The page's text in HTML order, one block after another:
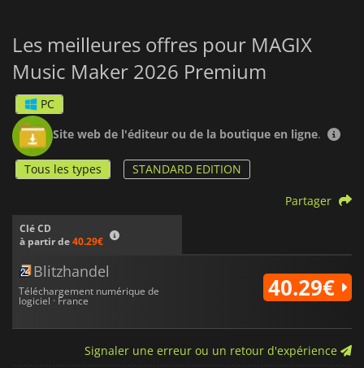
Les meilleures offres pour MAGIX
Music Maker 2026 Premium
PC
Site web de l'éditeur ou de la boutique en ligne.
Tous les types STANDARD EDITION
Clé CD
à partir de40.29€
Partager
Blitzhandel
Téléchargement numérique de
logiciel · France 40.29€
Signaler une erreur ou un retour d'expérience